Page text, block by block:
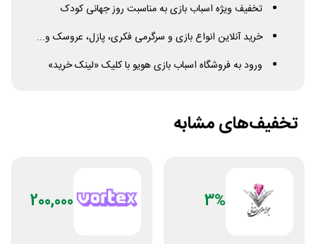
تخفیف ویژه اسباب بازی به مناسبت روز جهانی کودک
خرید آنلاین انواع بازی و سرگرمی فکری، پازل، عروسک و...
ورود به فروشگاه اسباب بازی هویو با کلیک «لینک خرید»
تخفیف‌های مشابه
3%
200,000